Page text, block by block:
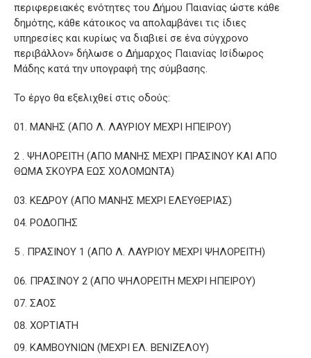
περιφερειακές ενότητες του Δήμου Παιανίας ώστε κάθε
δημότης, κάθε κάτοικος να απολαμβάνει τις ίδιες
υπηρεσίες και κυρίως να διαβιεί σε ένα σύγχρονο
περιβάλλον» δήλωσε ο Δήμαρχος Παιανίας Ισίδωρος
Μάδης κατά την υπογραφή της σύμβασης.
Το έργο θα εξελιχθεί στις οδούς:
ΜΑΝΗΣ (ΑΠΟ Λ. ΛΑΥΡΙΟΥ ΜΕΧΡΙ ΗΠΕΙΡΟΥ)
2 . ΨΗΛΟΡΕΙΤΗ (ΑΠΟ ΜΑΝΗΣ ΜΕΧΡΙ ΠΡΑΣΙΝΟΥ ΚΑΙ ΑΠΟ
ΘΩΜΑ ΣΚΟΥΡΑ ΕΩΣ ΧΟΛΟΜΩΝΤΑ)
ΚΕΔΡΟΥ (ΑΠΟ ΜΑΝΗΣ ΜΕΧΡΙ ΕΛΕΥΘΕΡΙΑΣ)
ΡΟΔΟΠΗΣ
5 . ΠΡΑΣΙΝΟΥ 1 (ΑΠΟ Λ. ΛΑΥΡΙΟΥ ΜΕΧΡΙ ΨΗΛΟΡΕΙΤΗ)
ΠΡΑΣΙΝΟΥ 2 (ΑΠΟ ΨΗΛΟΡΕΙΤΗ ΜΕΧΡΙ ΗΠΕΙΡΟΥ)
ΣΑΟΣ
ΧΟΡΤΙΑΤΗ
ΚΑΜΒΟΥΝΙΩΝ (ΜΕΧΡΙ ΕΛ. ΒΕΝΙΖΕΛΟΥ)